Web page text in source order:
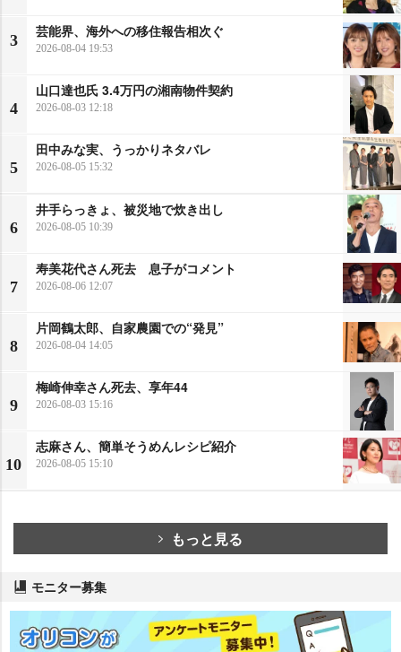
3
芸能界、海外への移住報告相次ぐ
2026-08-04 19:53
4
山口達也氏 3.4万円の湘南物件契約
2026-08-03 12:18
5
田中みな実、うっかりネタバレ
2026-08-05 15:32
6
井手らっきょ、被災地で炊き出し
2026-08-05 10:39
7
寿美花代さん死去 息子がコメント
2026-08-06 12:07
8
片岡鶴太郎、自家農園での“発見”
2026-08-04 14:05
9
梅崎伸幸さん死去、享年44
2026-08-03 15:16
10
志麻さん、簡単そうめんレシピ紹介
2026-08-05 15:10
もっと見る
モニター募集